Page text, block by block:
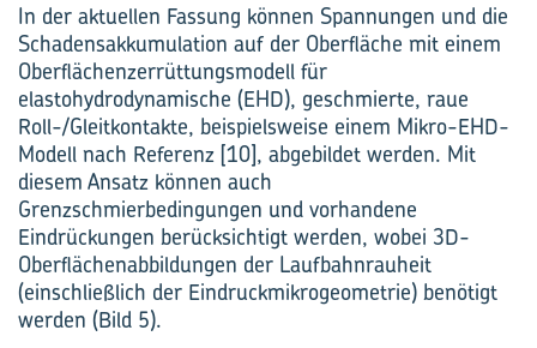
In der aktuellen Fassung können Spannungen und die
Schadensakkumulation auf der Oberfläche mit einem
Oberflächenzerrüttungsmodell für
elastohydrodynamische (EHD), geschmierte, raue
Roll-/Gleitkontakte, beispielsweise einem Mikro-EHD-
Modell nach Referenz [10], abgebildet werden. Mit
diesem Ansatz können auch
Grenzschmierbedingungen und vorhandene
Eindrückungen berücksichtigt werden, wobei 3D-
Oberflächenabbildungen der Laufbahnrauheit
(einschließlich der Eindruckmikrogeometrie) benötigt
werden (Bild 5).